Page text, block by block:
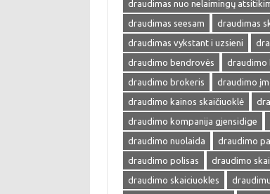
draudimas nuo nelaimingų
draudimas seesam
draudimas
draudimas vykstant i uzsieni
draudimo bendrovės
draudimo
draudimo brokeris
draudimo
draudimo kainos skaičiuoklė
draudimo kompanija gjensidige
draudimo nuolaida
draudimo
draudimo polisas
draudimo
draudimo skaiciuokles